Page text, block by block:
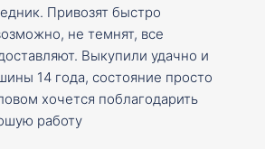
Привозят быстро
не темнят, все
Выкупили удачно и
14 года, состояние просто
хочется поблагодарить
работу